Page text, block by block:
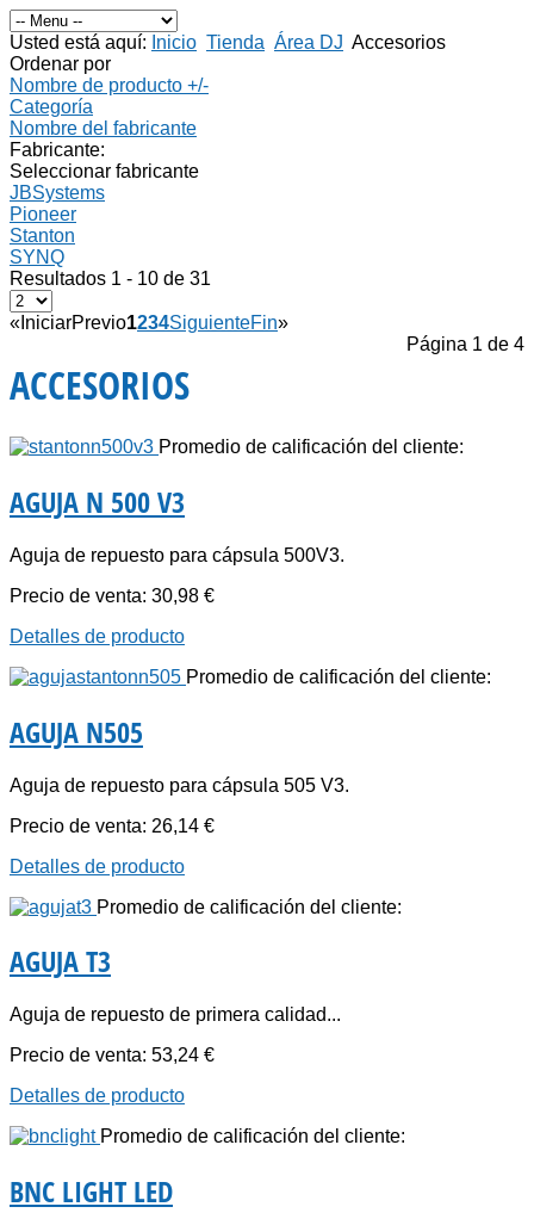
Usted está aquí: Inicio Tienda Área DJ Accesorios
Ordenar por
Nombre de producto +/-
Categoría
Nombre del fabricante
Fabricante:
Seleccionar fabricante
JBSystems
Pioneer
Stanton
SYNQ
Resultados 1 - 10 de 31
« IniciarPrevio1234SiguienteFin»
Página 1 de 4
ACCESORIOS
Promedio de calificación del cliente:
AGUJA N 500 V3
Aguja de repuesto para cápsula 500V3.
Precio de venta: 30,98 €
Detalles de producto
Promedio de calificación del cliente:
AGUJA N505
Aguja de repuesto para cápsula 505 V3.
Precio de venta: 26,14 €
Detalles de producto
Promedio de calificación del cliente:
AGUJA T3
Aguja de repuesto de primera calidad...
Precio de venta: 53,24 €
Detalles de producto
Promedio de calificación del cliente:
BNC LIGHT LED